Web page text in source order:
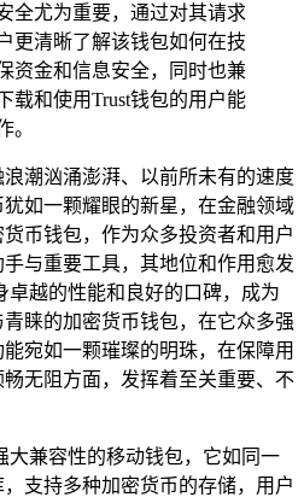
全尤为重要，通过对其请求
更清晰了解该钱包如何在技
资金和信息安全，同时也兼
载和使用Trust钱包的用户能
。
潮汹涌澎湃、以前所未有的速度
如一颗耀眼的新星，在金融领域
币钱包，作为众多投资者和用户
与重要工具，其地位和作用愈发
卓越的性能和良好的口碑，成为
睐的加密货币钱包，在它众多强
能宛如一颗璀璨的明珠，在保障用
无阻方面，发挥着至关重要、不
大兼容性的移动钱包，它如同一
支持多种加密货币的存储，用户